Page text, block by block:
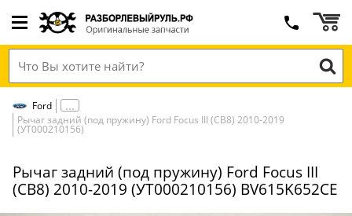
Ford
Рычаг задний (под пружину) Ford Focus III (CB8) 2010-2019
(УТ000210156)
Рычаг задний (под пружину) Ford Focus III
(CB8) 2010-2019 (УТ000210156) BV615K652CE